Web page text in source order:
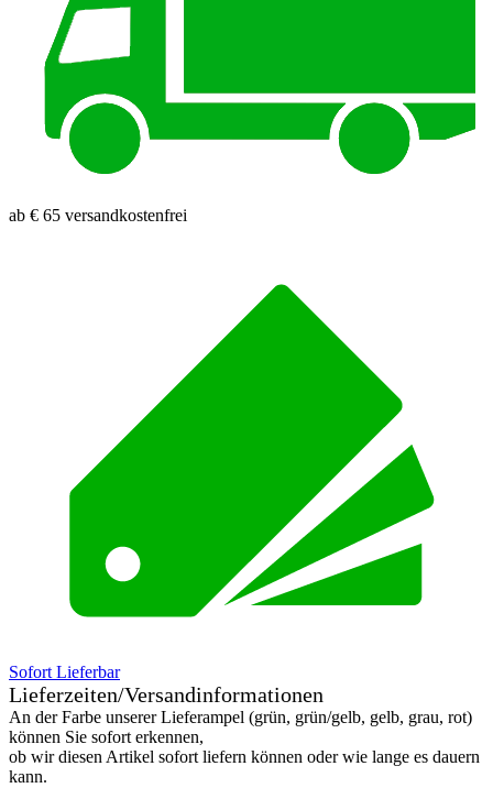
ab € 65 versandkostenfrei
Sofort Lieferbar
Lieferzeiten/Versandinformationen
An der Farbe unserer Lieferampel (grün, grün/gelb, gelb, grau, rot)
können Sie sofort erkennen,
ob wir diesen Artikel sofort liefern können oder wie lange es dauern
kann.